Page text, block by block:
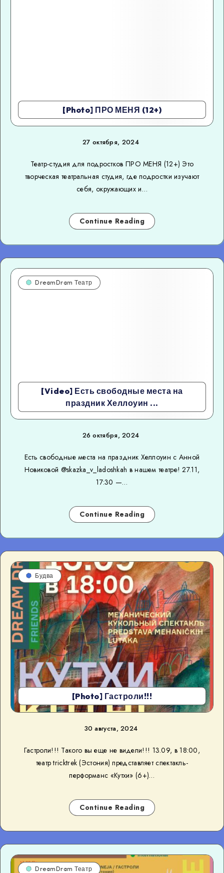
[Photo] ПРО МЕНЯ (12+)
27 октября, 2024
Театр-студия для подростков ПРО МЕНЯ (12+) Это
творческая театральная студия, где подростки изучают
себя, окружающих и…
Continue Reading
[Video] Есть свободные места на
праздник Хеллоуин ...
DreamDram Театр
26 октября, 2024
Есть свободные места на праздник Хеллоуин с Анной
Новиковой @skazka_v_ladoshkah в нашем театре! 27.11,
17:30 —…
Continue Reading
[Photo] Гастроли!!!
Будва
30 августа, 2024
Гастроли!!! Такого вы еще не видели!!! 13.09, в 18:00,
театр tricktrek (Эстония) представляет спектакль-
перформанс «Кутхи» (6+)…
Continue Reading
DreamDram Театр